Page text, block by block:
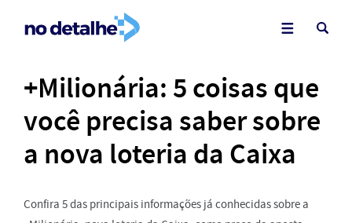
+Milionária: 5 coisas que
você precisa saber sobre
a nova loteria da Caixa
Confira 5 das principais informações já conhecidas sobre a